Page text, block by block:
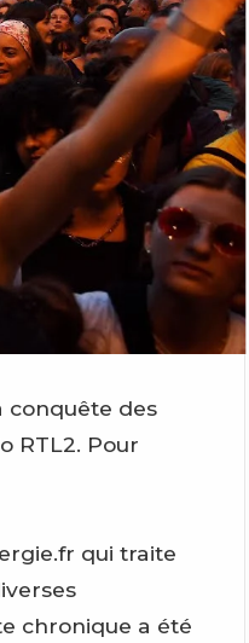
conquête des
RTL2. Pour
qui traite
chronique a été